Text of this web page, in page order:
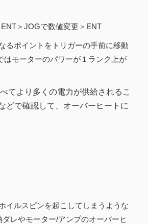
ENT＞JOGで数値変更＞ENT
るポイントをトリガーの手前に移動
モーターのパワーが１ランク上が
てより多くの電力が供給されるこ
どで確認して、オーバーヒートに
イルスピンを起こしてしまうような
レやモーター/アンプのオーバーヒ